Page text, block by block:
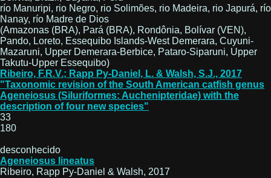
río Manuripi, rio Negro, rio Solimões, rio Madeira, rio Japurá, río
Nanay, río Madre de Dios
(Amazonas (BRA), Pará (BRA), Rondônia, Bolívar (VEN),
Pando, Loreto, Essequibo Islands-West Demerara, Cuyuni-
Mazaruni, Upper Demerara-Berbice, Pataro-Siparuni, Upper
Takutu-Upper Essequibo)
Ribeiro, F.R.V.; Rapp Py-Daniel, L. & Walsh, S.J., 2017
"Taxonomic revision of the South American catfish genus
Ageneiosus (Siluriformes: Auchenipteridae) with the
description of four new species"
33
180
desconhecido
Ageneiosus lineatus
Ribeiro, Rapp Py-Daniel & Walsh, 2017